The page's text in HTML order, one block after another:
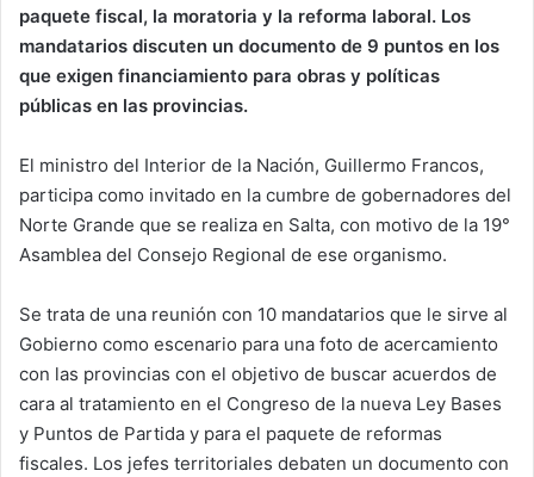
paquete fiscal, la moratoria y la reforma laboral. Los
mandatarios discuten un documento de 9 puntos en los
que exigen financiamiento para obras y políticas
públicas en las provincias.
El ministro del Interior de la Nación, Guillermo Francos,
participa como invitado en la cumbre de gobernadores del
Norte Grande que se realiza en Salta, con motivo de la 19°
Asamblea del Consejo Regional de ese organismo.
Se trata de una reunión con 10 mandatarios que le sirve al
Gobierno como escenario para una foto de acercamiento
con las provincias con el objetivo de buscar acuerdos de
cara al tratamiento en el Congreso de la nueva Ley Bases
y Puntos de Partida y para el paquete de reformas
fiscales. Los jefes territoriales debaten un documento con